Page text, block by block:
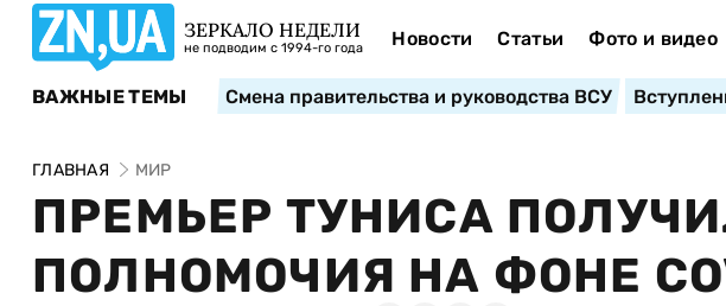
ЗЕРКАЛО НЕДЕЛИ
не подводим с 1994-го года Новости Статьи Фото и видео
ВАЖНЫЕ ТЕМЫ Смена правительства и руководства ВСУ
ГЛАВНАЯ МИР
ПРЕМЬЕР ТУНИСА
ПОЛНОМОЧИЯ НА ФОНЕ